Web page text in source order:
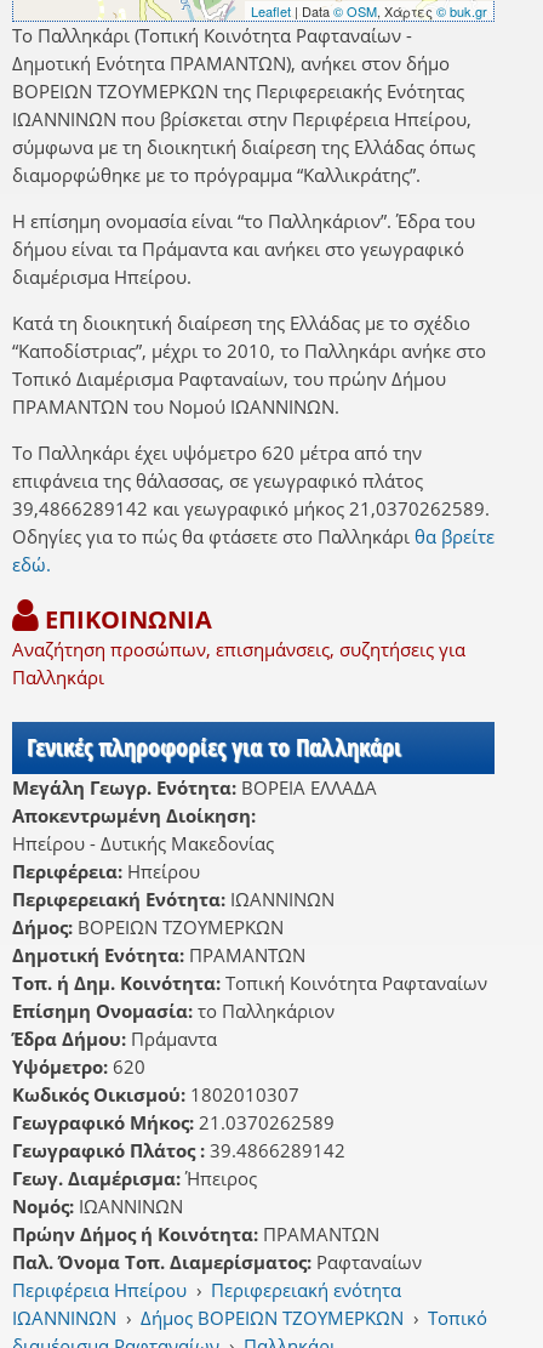
Leaflet| Data© OSM, Χάρτες© buk.gr
Το Παλληκάρι (Τοπική Κοινότητα Ραφταναίων -
Δημοτική Ενότητα ΠΡΑΜΑΝΤΩΝ), ανήκει στον δήμο
ΒΟΡΕΙΩΝ ΤΖΟΥΜΕΡΚΩΝ της Περιφερειακής Ενότητας
ΙΩΑΝΝΙΝΩΝ που βρίσκεται στην Περιφέρεια Ηπείρου,
σύμφωνα με τη διοικητική διαίρεση της Ελλάδας όπως
διαμορφώθηκε με το πρόγραμμα “Καλλικράτης”.
Η επίσημη ονομασία είναι “το Παλληκάριον”. Έδρα του
δήμου είναι τα Πράμαντα και ανήκει στο γεωγραφικό
διαμέρισμα Ηπείρου.
Κατά τη διοικητική διαίρεση της Ελλάδας με το σχέδιο
“Καποδίστριας”, μέχρι το 2010, το Παλληκάρι ανήκε στο
Τοπικό Διαμέρισμα Ραφταναίων, του πρώην Δήμου
ΠΡΑΜΑΝΤΩΝ του Νομού ΙΩΑΝΝΙΝΩΝ.
Το Παλληκάρι έχει υψόμετρο 620 μέτρα από την
επιφάνεια της θάλασσας, σε γεωγραφικό πλάτος
39,4866289142 και γεωγραφικό μήκος 21,0370262589.
Οδηγίες για το πώς θα φτάσετε στο Παλληκάρι θα βρείτε
εδώ.
ΕΠΙΚΟΙΝΩΝΙΑ
Αναζήτηση προσώπων, επισημάνσεις, συζητήσεις για
Παλληκάρι
Γενικές πληροφορίες για το Παλληκάρι
Μεγάλη Γεωγρ. Ενότητα: ΒΟΡΕΙΑ ΕΛΛΑΔΑ
Αποκεντρωμένη Διοίκηση:
Ηπείρου - Δυτικής Μακεδονίας
Περιφέρεια: Ηπείρου
Περιφερειακή Ενότητα: ΙΩΑΝΝΙΝΩΝ
Δήμος: ΒΟΡΕΙΩΝ ΤΖΟΥΜΕΡΚΩΝ
Δημοτική Ενότητα: ΠΡΑΜΑΝΤΩΝ
Τοπ. ή Δημ. Κοινότητα: Τοπική Κοινότητα Ραφταναίων
Επίσημη Ονομασία: το Παλληκάριον
Έδρα Δήμου: Πράμαντα
Υψόμετρο: 620
Κωδικός Οικισμού: 1802010307
Γεωγραφικό Μήκος: 21.0370262589
Γεωγραφικό Πλάτος : 39.4866289142
Γεωγ. Διαμέρισμα:Ήπειρος
Νομός: ΙΩΑΝΝΙΝΩΝ
Πρώην Δήμος ή Κοινότητα: ΠΡΑΜΑΝΤΩΝ
Παλ. Όνομα Τοπ. Διαμερίσματος: Ραφταναίων
Περιφέρεια Ηπείρου › Περιφερειακή ενότητα
ΙΩΑΝΝΙΝΩΝ › Δήμος ΒΟΡΕΙΩΝ ΤΖΟΥΜΕΡΚΩΝ › Τοπικό